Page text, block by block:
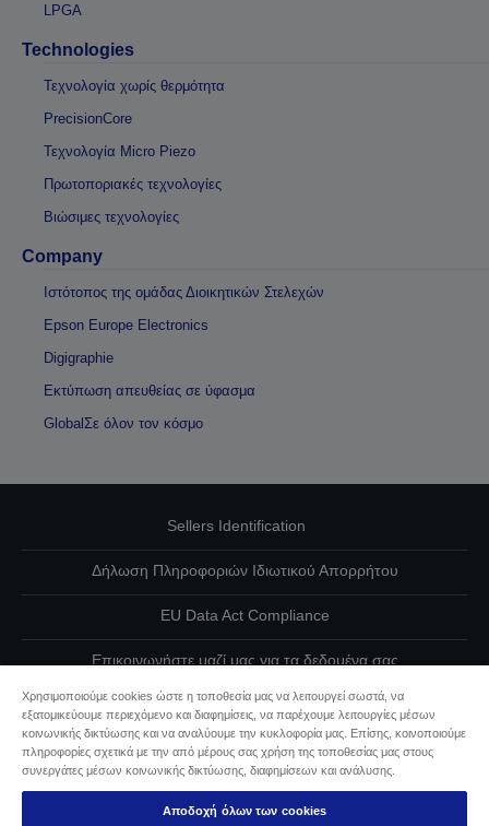
LPGA
Technologies
Τεχνολογία χωρίς θερμότητα
PrecisionCore
Τεχνολογία Micro Piezo
Πρωτοποριακές τεχνολογίες
Βιώσιμες τεχνολογίες
Company
Ιστότοπος της ομάδας Διοικητικών Στελεχών
Epson Europe Electronics
Digigraphie
Εκτύπωση απευθείας σε ύφασμα
GlobalΣε όλον τον κόσμο
Sellers Identification
Δήλωση Πληροφοριών Ιδιωτικού Απορρήτου
EU Data Act Compliance
Επικοινωνήστε μαζί μας για τα δεδομένα σας
Πληροφορίες σχετικά με τα cookie
Δέσμευση της Epson για προσβασιμότητα
Πνευματικά δικαιώματα © 2026 Seiko Epson
Χρησιμοποιούμε cookies ώστε η τοποθεσία μας να λειτουργεί σωστά, να
εξατομικεύουμε περιεχόμενο και διαφημίσεις, να παρέχουμε λειτουργίες μέσων
κοινωνικής δικτύωσης και να αναλύουμε την κυκλοφορία μας. Επίσης, κοινοποιούμε
πληροφορίες σχετικά με την από μέρους σας χρήση της τοποθεσίας μας στους
συνεργάτες μέσων κοινωνικής δικτύωσης, διαφημίσεων και ανάλυσης.
Αποδοχή όλων των cookies